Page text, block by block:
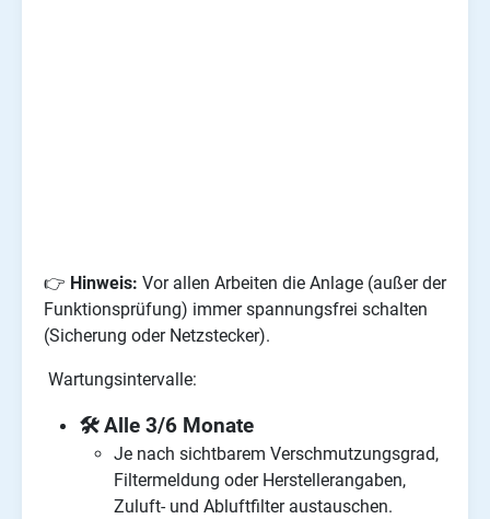
👉 Hinweis: Vor allen Arbeiten die Anlage (außer der
Funktionsprüfung) immer spannungsfrei schalten
(Sicherung oder Netzstecker).
Wartungsintervalle:
🛠️Alle 3/6 Monate
Je nach sichtbarem Verschmutzungsgrad,
Filtermeldung oder Herstellerangaben,
Zuluft- und Abluftfilter austauschen.